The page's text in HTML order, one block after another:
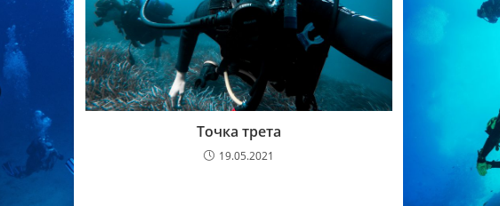
Точка трета
19.05.2021